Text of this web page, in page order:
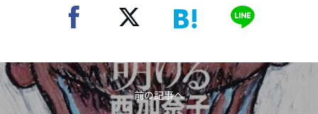
前の記事へ